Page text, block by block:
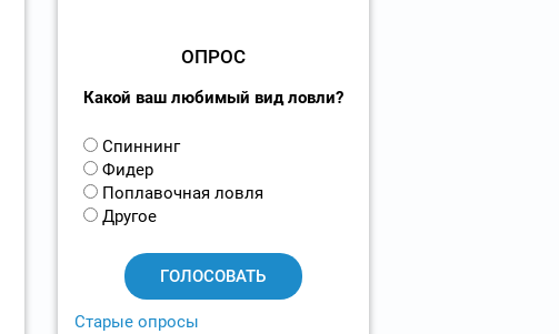
ОПРОС
Какой ваш любимый вид ловли?
В
а
р
и
Спиннинг
Фидер
Поплавочная ловля
Другое
Старые опросы